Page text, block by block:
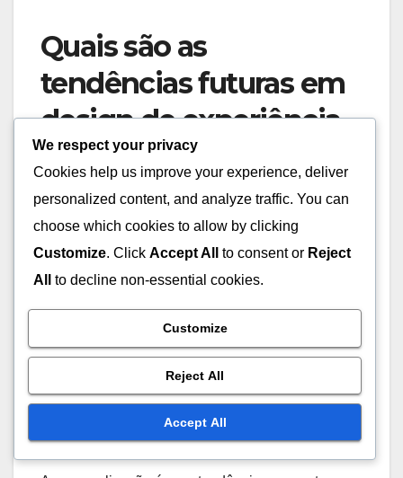
marca. Um design coeso ajuda a construir
confiança e credibilidade, fatores essenciais para
a fidelização do cliente.
Quais são as
tendências futuras em
design de experiência
do usuário?
We respect your privacy
Cookies help us improve your experience, deliver
personalized content, and analyze traffic. You can
choose which cookies to allow by clicking
Customize. Click Accept All to consent or Reject
All
to decline non-essential cookies.
Customize
Reject All
Accept All